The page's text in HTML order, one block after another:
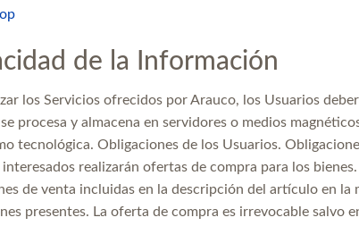
de la Información
los Servicios ofrecidos por Arauco, los Usuarios
procesa y almacena en servidores o medios
tecnológica. Obligaciones de los Usuarios.
interesados realizarán ofertas de compra para los
de venta incluidas en la descripción del artículo en la
presentes. La oferta de compra es irrevocable salvo